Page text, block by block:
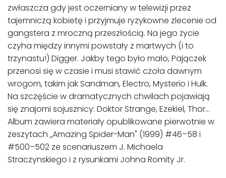
zwłaszcza gdy jest oczerniany w telewizji przez
tajemniczą kobietę i przyjmuje ryzykowne zlecenie od
gangstera z mroczną przeszłością. Na jego życie
czyha między innymi powstały z martwych (i to
trzynastu!) Digger. Jakby tego było mało, Pajączek
przenosi się w czasie i musi stawić czoła dawnym
wrogom, takim jak Sandman, Electro, Mysterio i Hulk.
Na szczęście w dramatycznych chwilach pojawiają
się znajomi sojusznicy: Doktor Strange, Ezekiel, Thor…
Album zawiera materiały opublikowane pierwotnie w
zeszytach „Amazing Spider-Man" (1999) #46–58 i
#500–502 ze scenariuszem J. Michaela
Straczynskiego i z rysunkami Johna Romity Jr.